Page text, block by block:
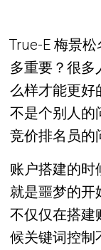
True-E 梅景
多重要？很多
么样才能更好
不是个别人的
竞价排名员的
账户搭建的时
就是噩梦的开
不仅仅在搭建
候关键词控制